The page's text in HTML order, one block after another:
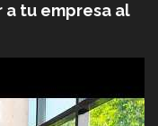
a tu empresa al